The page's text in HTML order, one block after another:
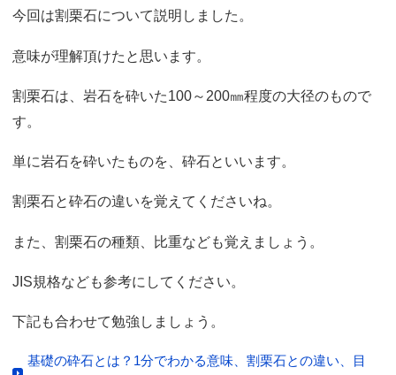
今回は割栗石について説明しました。
意味が理解頂けたと思います。
割栗石は、岩石を砕いた100～200㎜程度の大径のもので
す。
単に岩石を砕いたものを、砕石といいます。
割栗石と砕石の違いを覚えてくださいね。
また、割栗石の種類、比重なども覚えましょう。
JIS規格なども参考にしてください。
下記も合わせて勉強しましょう。
基礎の砕石とは？1分でわかる意味、割栗石との違い、目